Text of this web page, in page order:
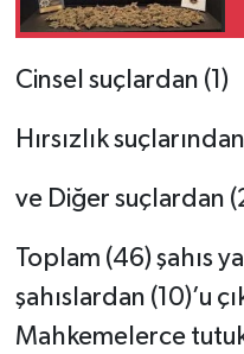
Cinsel suçlardan (1)
Hırsızlık
ve Diğer suçlardan
Toplam (46) şahıs
şahıslardan (10)’u
Mahkemelerce